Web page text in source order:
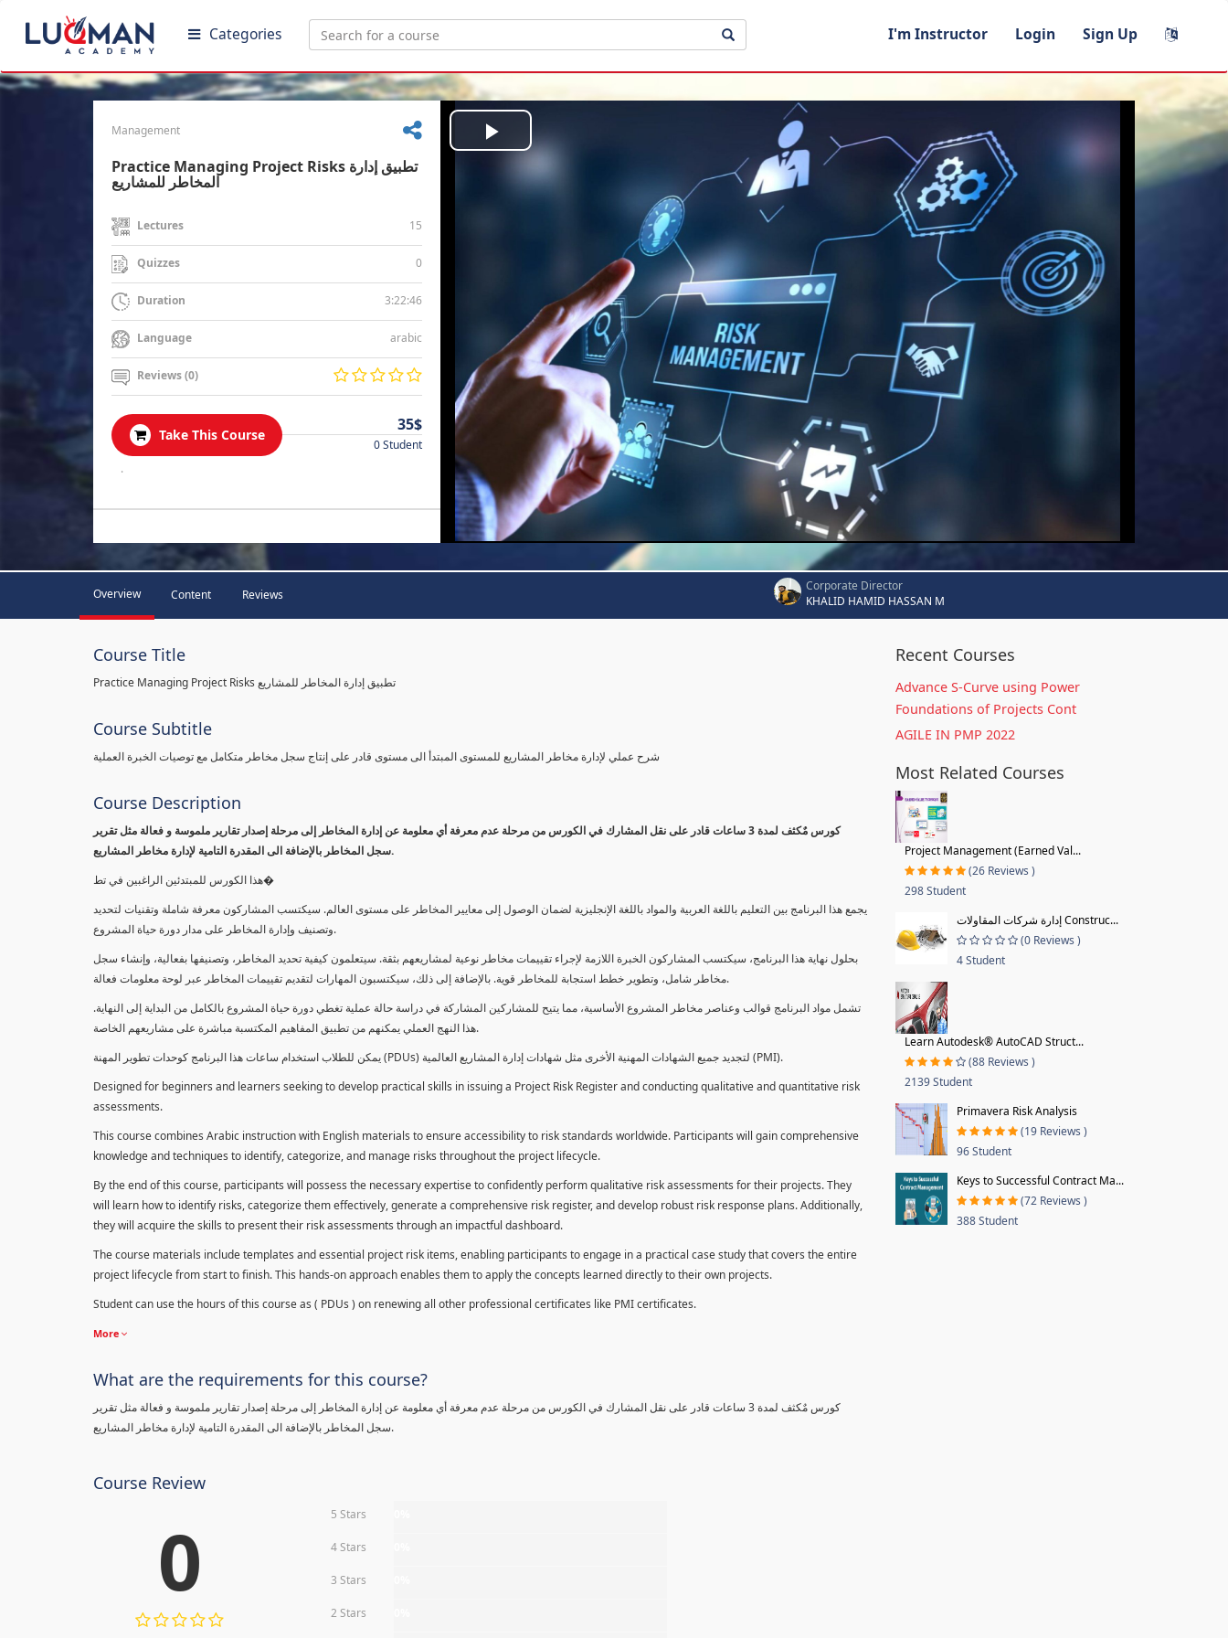
Categories I'm Instructor Login Sign Up
Management
Practice Managing Project Risks تطبيق إدارة
المخاطر للمشاريع
Lectures 15
Quizzes 0
Duration 3:22:46
Language arabic
Reviews (0)
Take This Course
35$
0 Student
.
Play
Video
Overview Content Reviews
Corporate Director
KHALID HAMID HASSAN M
Course Title
Practice Managing Project Risks تطبيق إدارة المخاطر للمشاريع
Course Subtitle
شرح عملي لإدارة مخاطر المشاريع للمستوى المبتدأ الى مستوى قادر على إنتاج سجل مخاطر متكامل مع توصيات الخبرة العملية
Course Description
كورس مٌكثف لمدة 3 ساعات قادر على نقل المشارك في الكورس من مرحلة عدم معرفة أي معلومة عن إدارة المخاطر إلى مرحلة إصدار تقارير ملموسة و فعالة مثل تقرير
سجل المخاطر بالإضافة الى المقدرة التامية لإدارة مخاطر المشاريع.
هذا الكورس للمبتدئين الراغبين في تط�
يجمع هذا البرنامج بين التعليم باللغة العربية والمواد باللغة الإنجليزية لضمان الوصول إلى معايير المخاطر على مستوى العالم. سيكتسب المشاركون معرفة شاملة وتقنيات لتحديد
وتصنيف وإدارة المخاطر على مدار دورة حياة المشروع.
بحلول نهاية هذا البرنامج، سيكتسب المشاركون الخبرة اللازمة لإجراء تقييمات مخاطر نوعية لمشاريعهم بثقة. سيتعلمون كيفية تحديد المخاطر، وتصنيفها بفعالية، وإنشاء سجل
مخاطر شامل، وتطوير خطط استجابة للمخاطر قوية. بالإضافة إلى ذلك، سيكتسبون المهارات لتقديم تقييمات المخاطر عبر لوحة معلومات فعالة.
تشمل مواد البرنامج قوالب وعناصر مخاطر المشروع الأساسية، مما يتيح للمشاركين المشاركة في دراسة حالة عملية تغطي دورة حياة المشروع بالكامل من البداية إلى النهاية.
هذا النهج العملي يمكنهم من تطبيق المفاهيم المكتسبة مباشرة على مشاريعهم الخاصة.
يمكن للطلاب استخدام ساعات هذا البرنامج كوحدات تطوير المهنة (PDUs) لتجديد جميع الشهادات المهنية الأخرى مثل شهادات إدارة المشاريع العالمية (PMI).
Designed for beginners and learners seeking to develop practical skills in issuing a Project Risk Register and conducting qualitative and quantitative risk
assessments.
This course combines Arabic instruction with English materials to ensure accessibility to risk standards worldwide. Participants will gain comprehensive
knowledge and techniques to identify, categorize, and manage risks throughout the project lifecycle.
By the end of this course, participants will possess the necessary expertise to confidently perform qualitative risk assessments for their projects. They
will learn how to identify risks, categorize them effectively, generate a comprehensive risk register, and develop robust risk response plans. Additionally,
they will acquire the skills to present their risk assessments through an impactful dashboard.
The course materials include templates and essential project risk items, enabling participants to engage in a practical case study that covers the entire
project lifecycle from start to finish. This hands-on approach enables them to apply the concepts learned directly to their own projects.
Student can use the hours of this course as ( PDUs ) on renewing all other professional certificates like PMI certificates.
More
What are the requirements for this course?
كورس مٌكثف لمدة 3 ساعات قادر على نقل المشارك في الكورس من مرحلة عدم معرفة أي معلومة عن إدارة المخاطر إلى مرحلة إصدار تقارير ملموسة و فعالة مثل تقرير
سجل المخاطر بالإضافة الى المقدرة التامية لإدارة مخاطر المشاريع.
Course Review
0 5 Stars
4 Stars
3 Stars
2 Stars
Recent Courses
Advance S-Curve using Power
Foundations of Projects Cont
AGILE IN PMP 2022
Most Related Courses
Project Management (Earned Val...
(26 Reviews )
298 Student
إدارة شركات المقاولات Construc...
(0 Reviews )
4 Student
Learn Autodesk® AutoCAD Struct...
(88 Reviews )
2139 Student
Primavera Risk Analysis
(19 Reviews )
96 Student
Keys to Successful Contract Ma...
(72 Reviews )
388 Student